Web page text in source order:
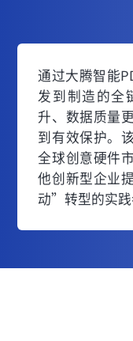
通过大腾智能
发到制造的全
升、数据质量
到有效保护。
全球创意硬件
他创新型企业
动”转型的实践